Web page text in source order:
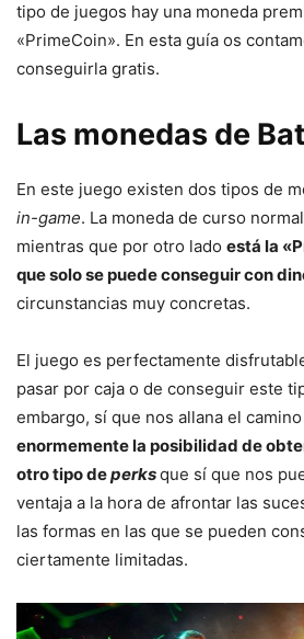
tipo de juegos hay una moneda
«PrimeCoin». En esta guía os
conseguirla gratis.
Las monedas de
En este juego existen dos tipos de
in-game. La moneda de curso
mientras que por otro lado está la
que solo se puede conseguir con
circunstancias muy concretas.
El juego es perfectamente
pasar por caja o de conseguir este
embargo, sí que nos allana el
enormemente la posibilidad de
otro tipo deperksque sí que nos
ventaja a la hora de afrontar las
las formas en las que se pueden
ciertamente limitadas.